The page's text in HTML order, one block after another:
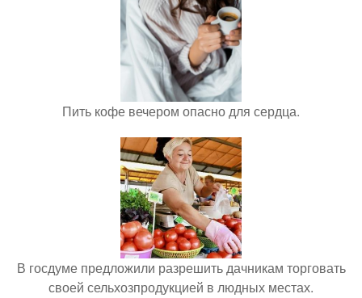
Пить кофе вечером опасно для сердца.
В госдуме предложили разрешить дачникам торговать
своей сельхозпродукцией в людных местах.